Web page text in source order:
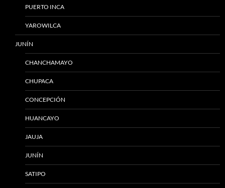
PUERTO INCA
YAROWILCA
JUNÍN
CHANCHAMAYO
CHUPACA
CONCEPCIÓN
HUANCAYO
JAUJA
JUNÍN
SATIPO